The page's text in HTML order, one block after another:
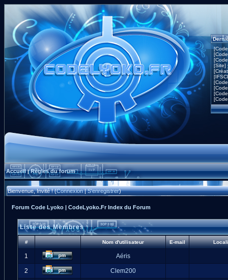
[Site]
Accueil|Règles du forum
Bienvenue, Invité ! (Connexion|S'enregistrer)
Forum Code Lyoko | CodeLyoko.Fr Index du Forum
Liste des Membres
# Nom d'utilisateur E-mail
1 Aéris
2 Clem200